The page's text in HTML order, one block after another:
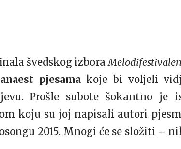
švedskog izbora
pjesama koje bi voljeli
Prošle subote šokantno je
koju su joj napisali autori
2015. Mnogi će se složiti –